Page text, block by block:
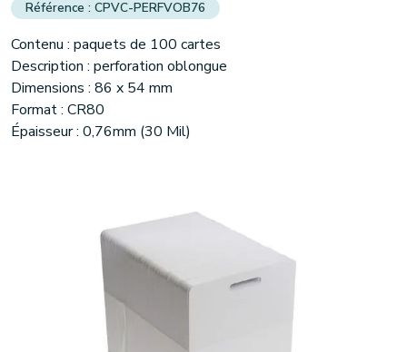
CPVC-PERFVOB76
Contenu : paquets de 100 cartes
Description : perforation oblongue
Dimensions : 86 x 54 mm
Format : CR80
Épaisseur : 0,76mm (30 Mil)